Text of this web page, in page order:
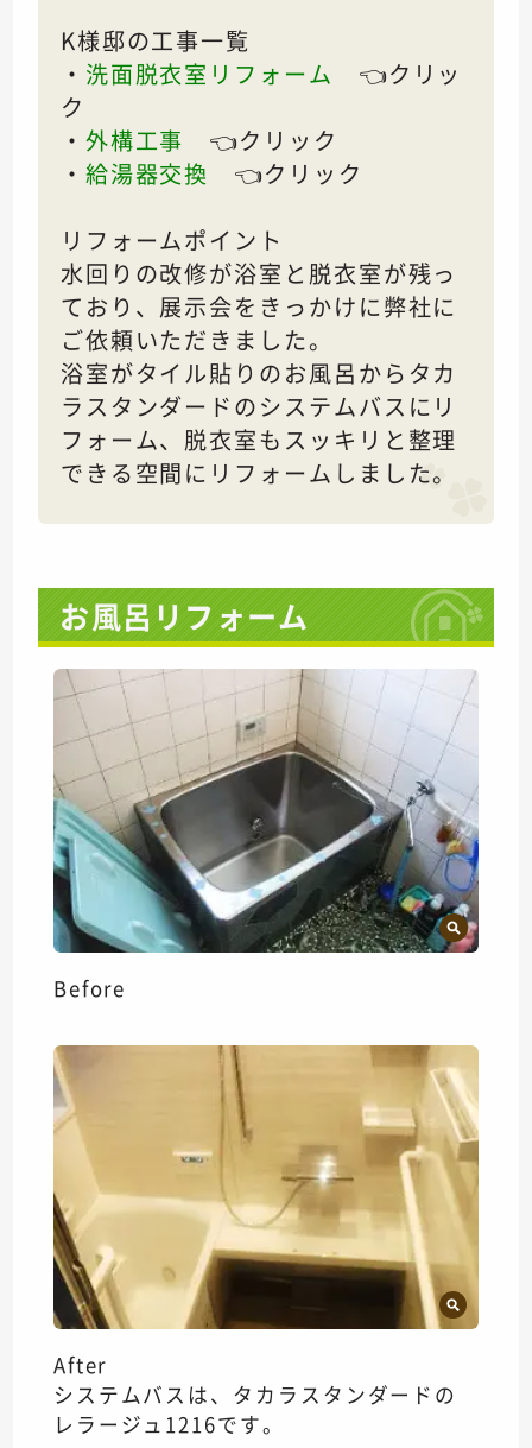
K様邸の工事一覧
・ 洗面脱衣室リフォーム
👈クリッ
ク
・ 外構工事 👈クリック
・ 給湯器交換
👈クリック
リフォームポイント
水回りの改修が浴室と脱衣室が残っ
ており、展示会をきっかけに弊社に
ご依頼いただきました。
浴室がタイル貼りのお風呂からタカ
ラスタンダードのシステムバスにリ
フォーム、脱衣室もスッキリと整理
できる空間にリフォームしました。
お風呂リフォーム
Before
After
システムバスは、タカラスタンダードの
レラージュ1216です。